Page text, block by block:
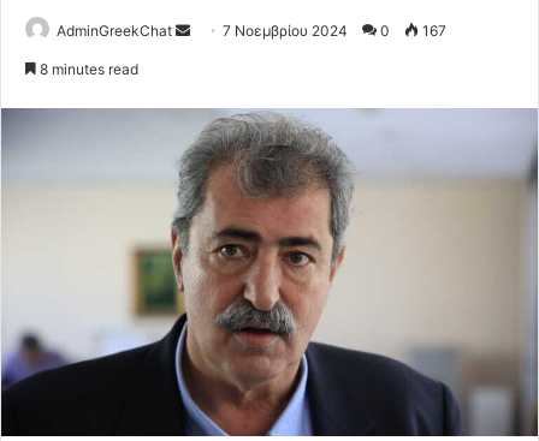
AdminGreekChat
Send7 Νοεμβρίου 2024 0 167
8 minutes read